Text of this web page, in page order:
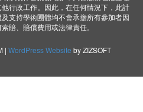
行政工作。因此，在任何情況下，此計
支持學術圑體均不會承擔所有參加者因
賠、賠償費用或法律責任。
|WordPress Website by ZIZSOFT